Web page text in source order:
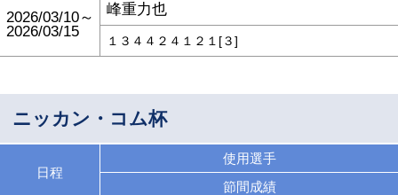
2026/03/10～
2026/03/15
峰重力也
１３４４２４１２１[３]
ニッカン・コム杯
日程
使用選手
節間成績